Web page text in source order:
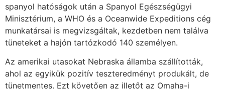
spanyol hatóságok után a Spanyol Egészségügyi
Minisztérium, a WHO és a Oceanwide Expeditions cég
munkatársai is megvizsgáltak, kezdetben nem találva
tüneteket a hajón tartózkodó 140 személyen.
Az amerikai utasokat Nebraska államba szállították,
ahol az egyikük pozitív teszteredményt produkált, de
tünetmentes. Ezt követően az illetőt az Omaha-i